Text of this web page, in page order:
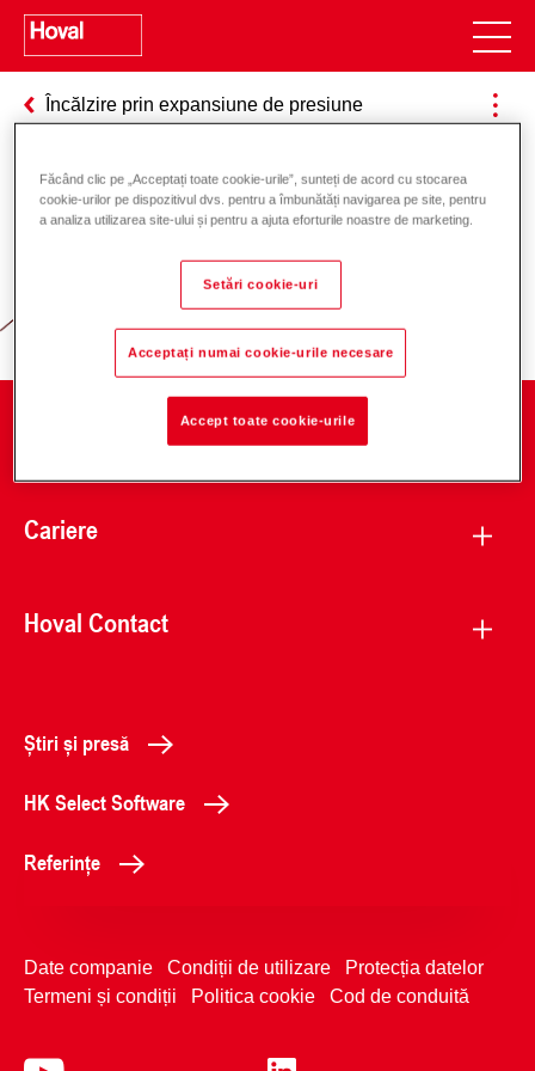
Încălzire prin expansiune de presiune
Responsabilitate pentru energie și
mediu
Cariere
Hoval Contact
Știri și presă
HK Select Software
Referințe
Date companie Condiții de utilizare
Protecția datelor
Termeni și condiții
Politica cookie Cod de conduită
Făcând clic pe „Acceptați toate cookie-urile”, sunteți de acord cu stocarea
cookie-urilor pe dispozitivul dvs. pentru a îmbunătăți navigarea pe site, pentru
a analiza utilizarea site-ului și pentru a ajuta eforturile noastre de marketing.
Setări cookie-uri
Acceptați numai cookie-urile necesare
Accept toate cookie-urile